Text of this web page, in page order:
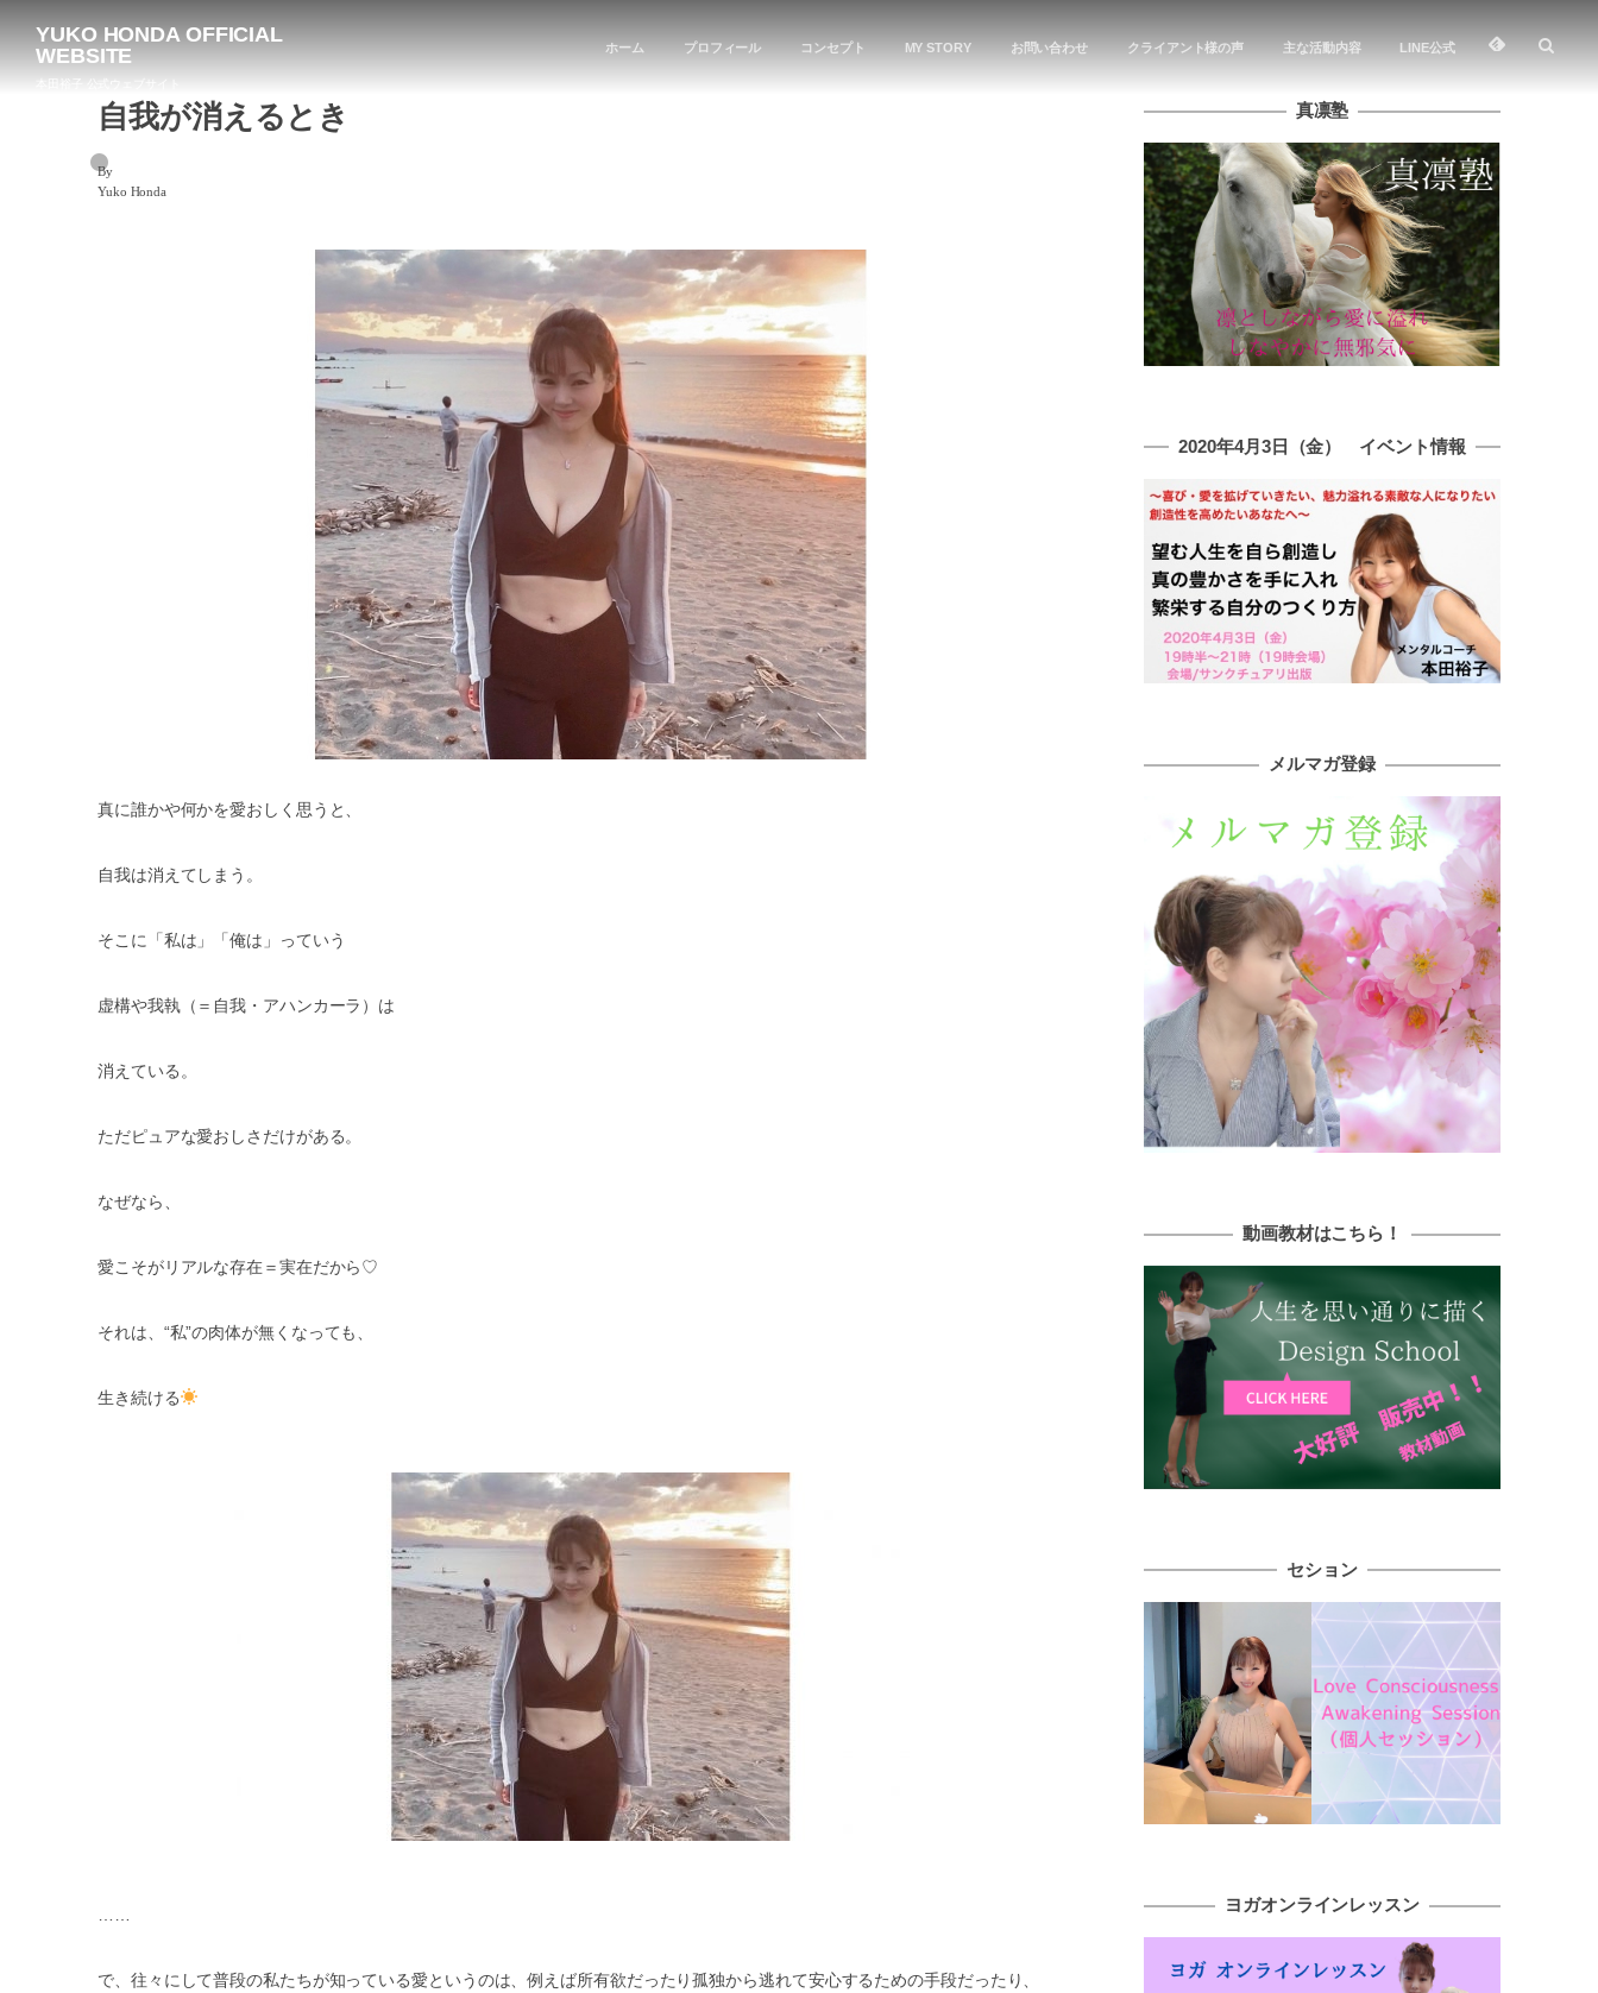
YUKO HONDA OFFICIAL
WEBSITE
ホーム プロフィール コンセプト MY STORY お問い合わせ クライアント様の声 主な活動内容 LINE公式
自我が消えるとき
By
Yuko Honda
真に誰かや何かを愛おしく思うと、
自我は消えてしまう。
そこに「私は」「俺は」っていう
虚構や我執（＝自我・アハンカーラ）は
消えている。
ただピュアな愛おしさだけがある。
なぜなら、
愛こそがリアルな存在＝実在だから♡
それは、 “私”の肉体が無くなっても、
生き続ける
で、往々にして普段の私たちが知っている愛というのは、例えば所有欲だったり孤独から逃れて安心するための手段だったり、
真凛塾
2020年4月3日（金） イベント情報
メルマガ登録
動画教材はこちら！
セション
ヨガオンラインレッスン